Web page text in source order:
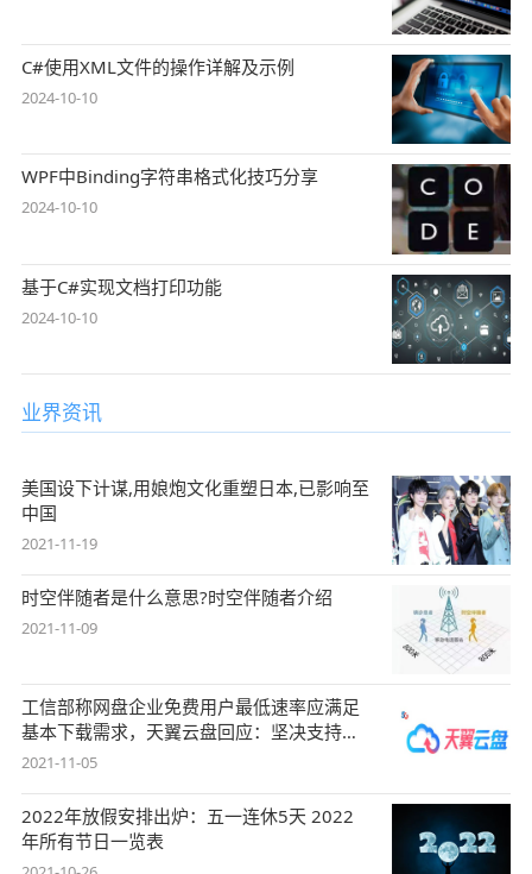
C#使用XML文件的操作详解及示例
2024-10-10
WPF中Binding字符串格式化技巧分享
2024-10-10
基于C#实现文档打印功能
2024-10-10
业界资讯
美国设下计谋,用娘炮文化重塑日本,已影响至
中国
2021-11-19
时空伴随者是什么意思?时空伴随者介绍
2021-11-09
工信部称网盘企业免费用户最低速率应满足
基本下载需求，天翼云盘回应：坚决支持，
始终
2021-11-05
2022年放假安排出炉：五一连休5天 2022
年所有节日一览表